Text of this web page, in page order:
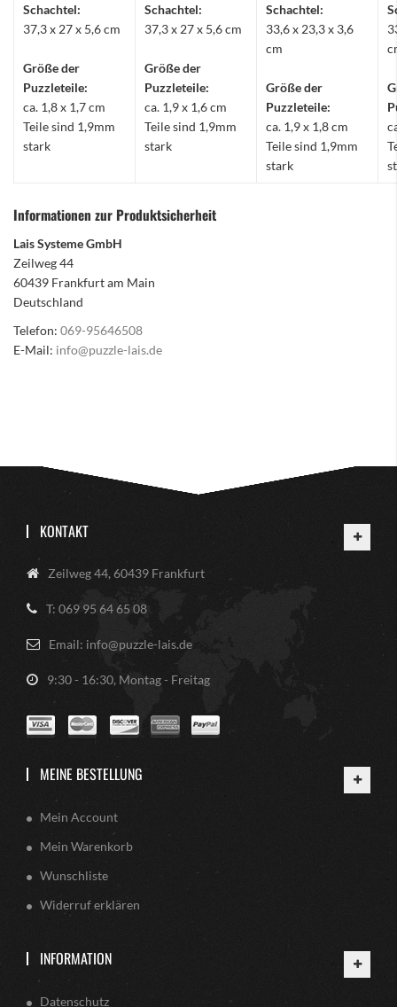
Schachtel:
37,3 x 27 x 5,6 cm
Größe der
Puzzleteile:
ca. 1,8 x 1,7 cm
Teile sind 1,9mm
stark
Schachtel:
37,3 x 27 x 5,6 cm
Größe der
Puzzleteile:
ca. 1,9 x 1,6 cm
Teile sind 1,9mm
stark
Schachtel:
33,6 x 23,3 x 3,6
cm
Größe der
Puzzleteile:
ca. 1,9 x 1,8 cm
Teile sind 1,9mm
stark
Informationen zur Produktsicherheit
Lais Systeme GmbH
Zeilweg 44
60439 Frankfurt am Main
Deutschland
Telefon: 069-95646508
E-Mail: info@puzzle-lais.de
KONTAKT
Zeilweg 44, 60439 Frankfurt
T: 069 95 64 65 08
Email: info@puzzle-lais.de
9:30 - 16:30, Montag - Freitag
MEINE BESTELLUNG
Mein Account
Mein Warenkorb
Wunschliste
Widerruf erklären
INFORMATION
Datenschutz